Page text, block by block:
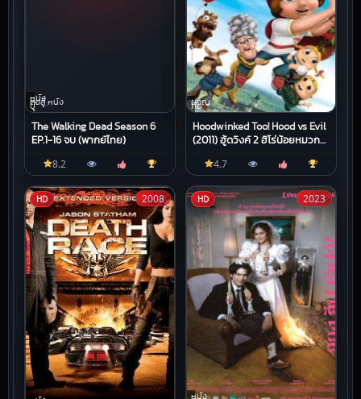
หนัง
ต่อสู้,หนัง
บู๊
The Walking Dead Season 6
EP.1-16 จบ (พากย์ไทย)
8.2
ผจญ
ภัย
Hoodwinked Too! Hood vs Evil
(2011) ฮู้ดวิงค์ 2 ฮีโร่น้อยหมวก
4.7
HD 2008 HD
หนัง
2023